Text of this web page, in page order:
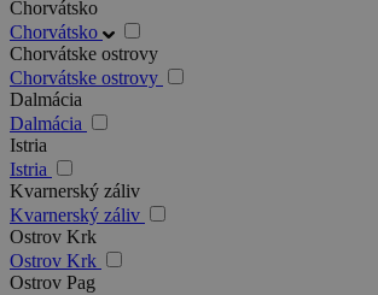
Chorvátsko
Chorvátsko
Chorvátske ostrovy
Chorvátske ostrovy
Dalmácia
Dalmácia
Istria
Istria
Kvarnerský záliv
Kvarnerský záliv
Ostrov Krk
Ostrov Krk
Ostrov Pag